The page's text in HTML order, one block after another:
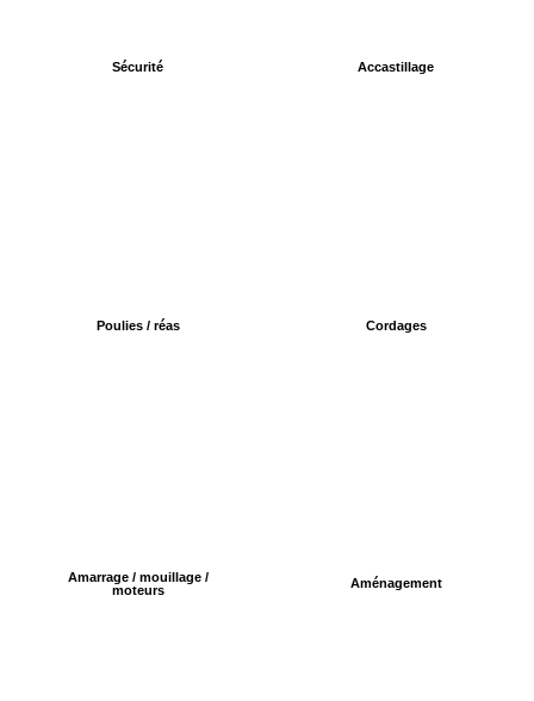
Sécurité Accastillage
Poulies / réas Cordages
Amarrage / mouillage /
moteurs
Aménagement